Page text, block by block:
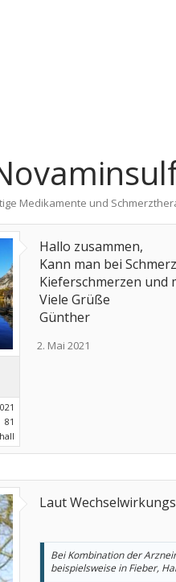
Medikamente und
81
Hallo zusammen,
Kann man bei
Kieferschmerzen und
Viele Grüße
Günther
2. Mai 2021
Laut
Bei Kombination der
beispielsweise in Fieber,